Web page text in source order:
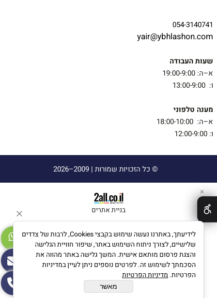
054-3140741
yair@ybhlashon.com
שעות העבודה
א–ה: 19:00-9:00
ו: 13:00-9:00
מענה טלפוני
א–ה: 18:00-10:00
ו: 12:00-9:00
© כל הזכויות שמורות |
בניית אתרים
✕
לידיעתך, באתרנו נעשה שימוש בקבצי Cookies, לרבות של צדדים
שלישיים, לצורך ניתוח השימוש באתר, שיפור חוויית הגלישה
והצגת פרסום מותאם אישית. המשך גלישה באתר מהווה את
הסכמתך לשימוש זה. לפרטים נוספים ניתן לעיין במדיניות
הפרטיות. מדיניות הפרטיות
מאשר